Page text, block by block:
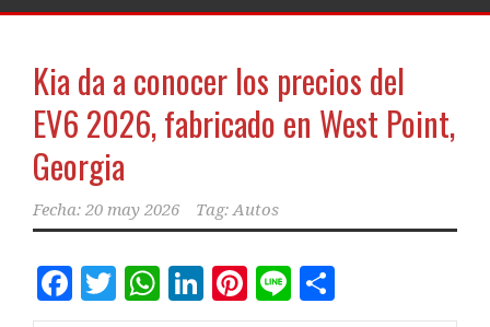
Kia da a conocer los precios del
EV6 2026, fabricado en West Point,
Georgia
Fecha: 20 may 2026 Tag:Autos
Facebook
Twitter
WhatsApp
LinkedIn
Pinterest
Line